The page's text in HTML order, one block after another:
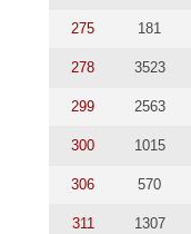
275 181
278 3523
299 2563
300 1015
306 570
311 1307